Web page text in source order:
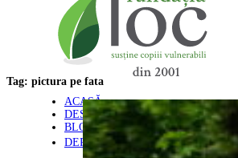
ACASĂ
DESPRE NOI
BLOG
DEPARTAMENTE
Tag: pictura pe fata